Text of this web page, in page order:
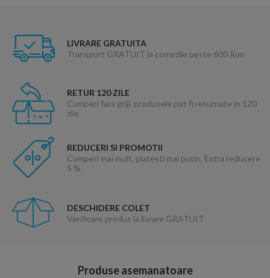
LIVRARE GRATUITA
Transport GRATUIT la comezile peste 600 Ron
RETUR 120 ZILE
Cumperi fara griji, produsele pot fi returnate in 120
zile
REDUCERI SI PROMOTII
Cumperi mai mult, platesti mai putin. Extra reducere
5 %
DESCHIDERE COLET
Verificare produs la livrare GRATUIT
Produse asemanatoare